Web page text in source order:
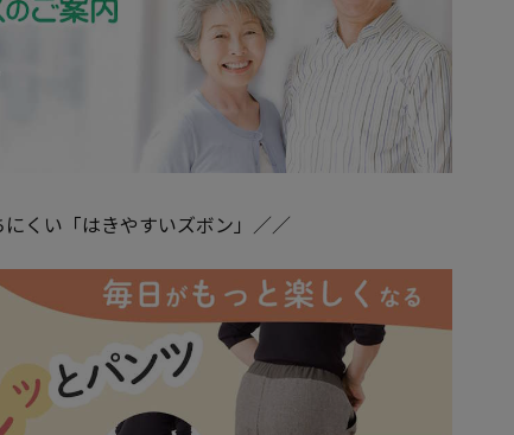
くい「はきやすいズボン」／／